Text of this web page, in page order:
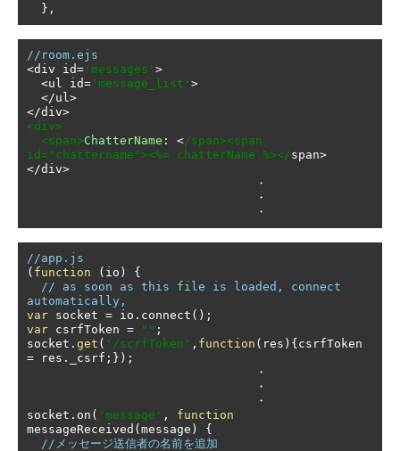
},
//room.ejs
<div id= 'messages' >
<ul id= 'message_list' >
</ul>
</div>
<div>
<span>ChatterName : </span><span
id="chattername"><%= chatterName %></span>
</div>
・
・
・
//app.js
( function ( io )
{
// as soon as this file is loaded, connect
automatically,
var socket = io . connect ();
var csrfToken = "" ;
socket . get ( '/scrfToken' , function ( res ){
= res . _csrf ;});
・
・
・
socket . on ( 'message' ,
function
messageReceived ( message )
{
//メッセージ送信者の名前を追加